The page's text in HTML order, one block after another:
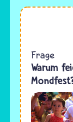
Allgemein
Frage
Warum